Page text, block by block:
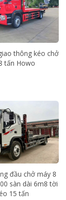
thông kéo chở
tấn Howo
đầu chở máy 8
sàn dài 6m8 tời
15 tấn